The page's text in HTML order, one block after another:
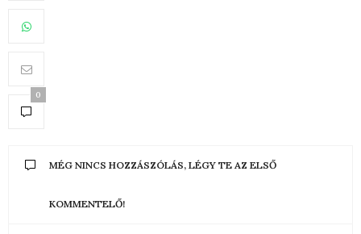
0
MÉG NINCS HOZZÁSZÓLÁS, LÉGY TE AZ ELSŐ
KOMMENTELŐ!